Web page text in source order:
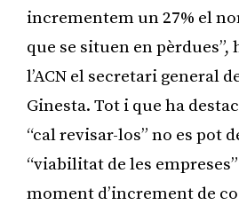
incrementem un 27% el
que se situen en pèrdues”,
l’ACN el secretari general
Ginesta. Tot i que ha
“cal revisar-los” no es pot
“viabilitat de les
moment d’increment de